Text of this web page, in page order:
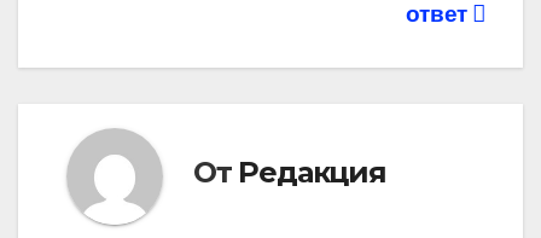
ответ
От Редакция